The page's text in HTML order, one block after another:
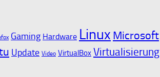
Gaming Hardware Linux Microsoft
Update Video VirtualBox Virtualisierung